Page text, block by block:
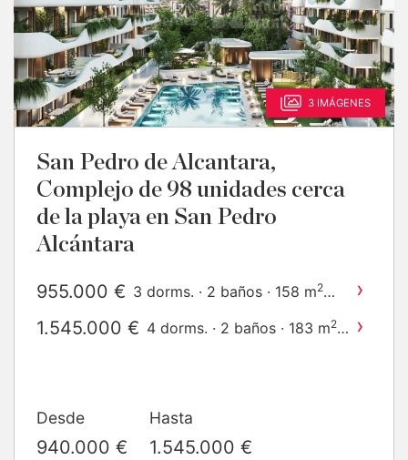
3 IMÁGENES
San Pedro de Alcantara,
Complejo de 98 unidades cerca
de la playa en San Pedro
Alcántara
955.000 € 3 dorms. · 2 baños · 158 m2 ›
1.545.000 € 4 dorms. · 2 baños · 183 m2 ›
Desde
940.000 €
Hasta
1.545.000 €